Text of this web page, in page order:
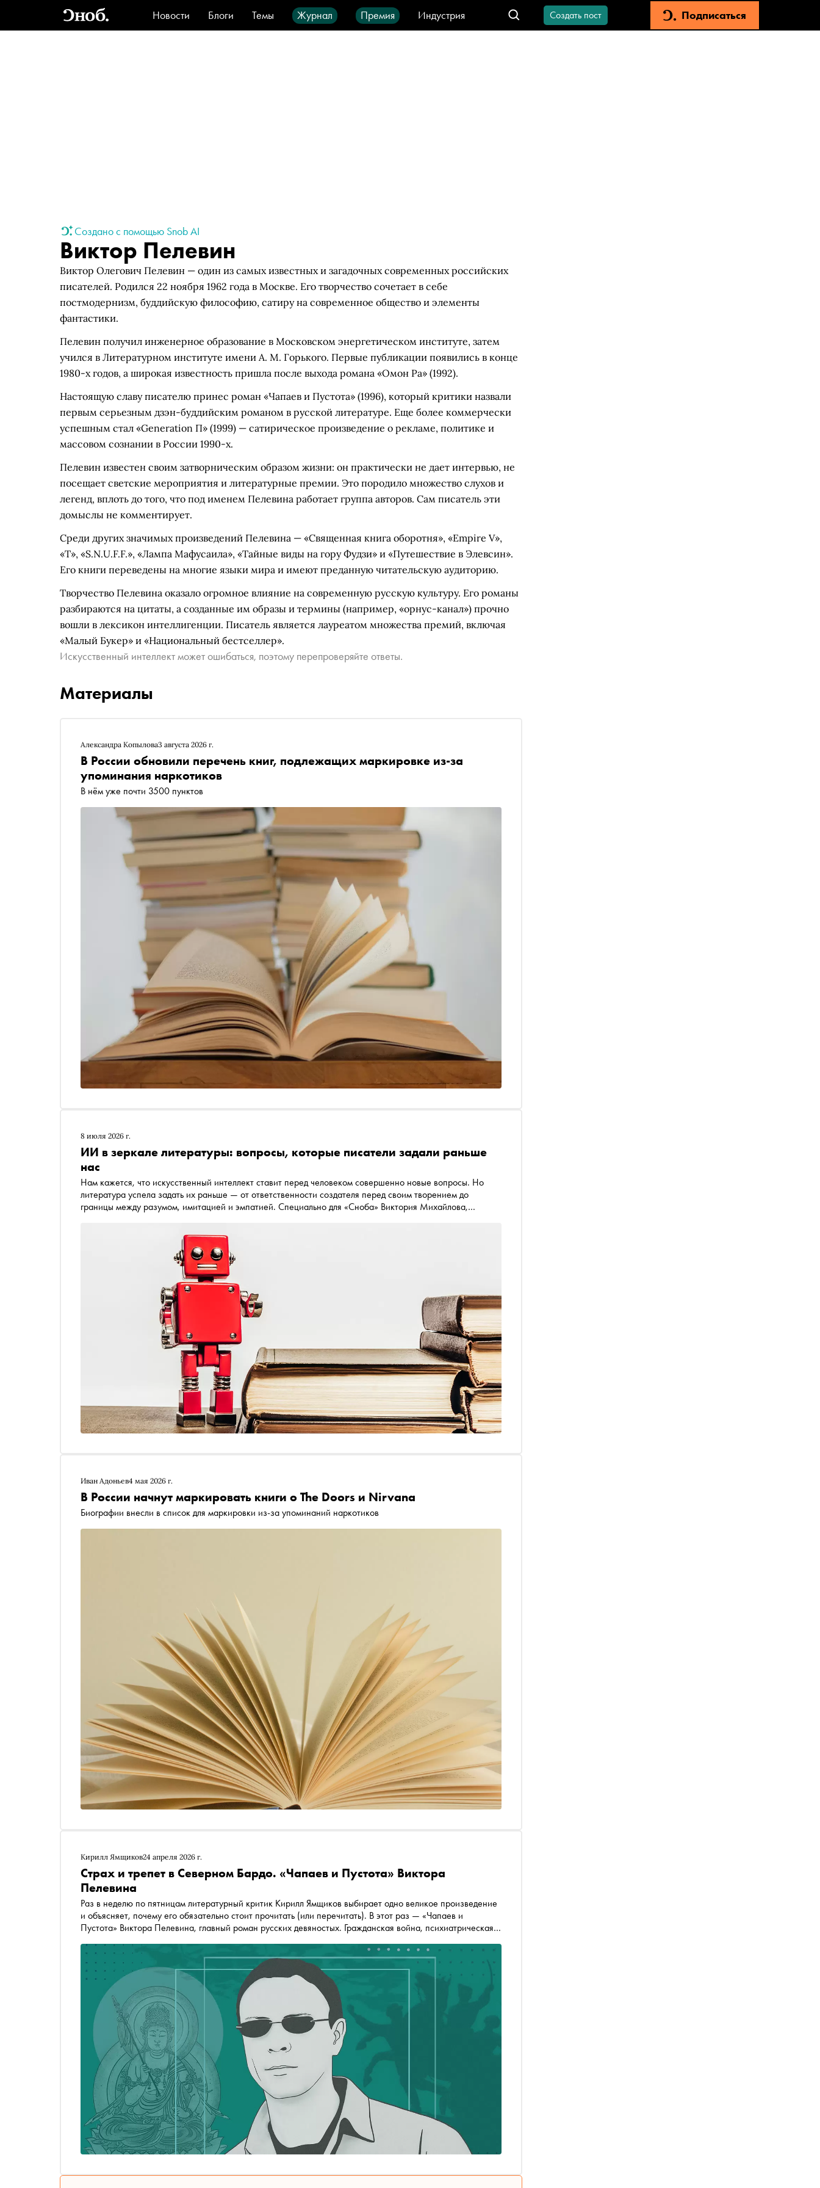
Новости Блоги Темы Журнал Премия
Индустрия
Стиль
Видео Город IT-продукты
Создать пост Подписаться
Создано с помощью Snob AI
Виктор Пелевин
Виктор Олегович Пелевин — один из самых известных и загадочных современных российских
писателей. Родился 22 ноября 1962 года в Москве. Его творчество сочетает в себе
постмодернизм, буддийскую философию, сатиру на современное общество и элементы
фантастики.
Пелевин получил инженерное образование в Московском энергетическом институте, затем
учился в Литературном институте имени А. М. Горького. Первые публикации появились в конце
1980-х годов, а широкая известность пришла после выхода романа «Омон Ра» (1992).
Настоящую славу писателю принес роман «Чапаев и Пустота» (1996), который критики назвали
первым серьезным дзэн-буддийским романом в русской литературе. Еще более коммерчески
успешным стал «Generation П» (1999) — сатирическое произведение о рекламе, политике и
массовом сознании в России 1990-х.
Пелевин известен своим затворническим образом жизни: он практически не дает интервью, не
посещает светские мероприятия и литературные премии. Это породило множество слухов и
легенд, вплоть до того, что под именем Пелевина работает группа авторов. Сам писатель эти
домыслы не комментирует.
Среди других значимых произведений Пелевина — «Священная книга оборотня», «Empire V»,
«Т», «S.N.U.F.F.», «Лампа Мафусаила», «Тайные виды на гору Фудзи» и «Путешествие в Элевсин».
Его книги переведены на многие языки мира и имеют преданную читательскую аудиторию.
Творчество Пелевина оказало огромное влияние на современную русскую культуру. Его романы
разбираются на цитаты, а созданные им образы и термины (например, «орнус-канал») прочно
вошли в лексикон интеллигенции. Писатель является лауреатом множества премий, включая
«Малый Букер» и «Национальный бестселлер».
Искусственный интеллект может ошибаться, поэтому перепроверяйте ответы.
Материалы
Александра Копылова3 августа 2026 г.
В России обновили перечень книг, подлежащих маркировке из-за
упоминания наркотиков
В нём уже почти 3500 пунктов
8 июля 2026 г.
ИИ в зеркале литературы: вопросы, которые писатели задали раньше
нас
Нам кажется, что искусственный интеллект ставит перед человеком совершенно новые вопросы. Но
литература успела задать их раньше — от ответственности создателя перед своим творением до
границы между разумом, имитацией и эмпатией. Специально для «Сноба» Виктория Михайлова,
перечитывает Шелли, Азимова, Дика, Исигуро и Лема как авторов, которые писали об ИИ задолго до
Иван Адоньев4 мая 2026 г.
В России начнут маркировать книги о The Doors и Nirvana
Биографии внесли в список для маркировки из-за упоминаний наркотиков
Кирилл Ямщиков24 апреля 2026 г.
Страх и трепет в Северном Бардо. «Чапаев и Пустота» Виктора
Пелевина
Раз в неделю по пятницам литературный критик Кирилл Ямщиков выбирает одно великое произведение
и объясняет, почему его обязательно стоит прочитать (или перечитать). В этот раз — «Чапаев и
Пустота» Виктора Пелевина, главный роман русских девяностых. Гражданская война, психиатрическая
большую метель